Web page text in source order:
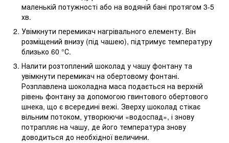
маленькій потужності або на водяній бані протягом 3-5
хв.
Увімкнути перемикач нагрівального елементу. Він
розміщений внизу (під чашею), підтримує температуру
близько 60 °С.
Налити розтоплений шоколад у чашу фонтану та
увімкнути перемикач на обертовому фонтані.
Розплавлена ​​шоколадна маса подається на верхній
рівень фонтану за допомогою гвинтового обертового
шнека, що є всередині вежі. Зверху шоколад стікає
вільним потоком, утворюючи «водоспад», і знову
потрапляє на чашу, де його температура знову
доводиться до необхідної величини.